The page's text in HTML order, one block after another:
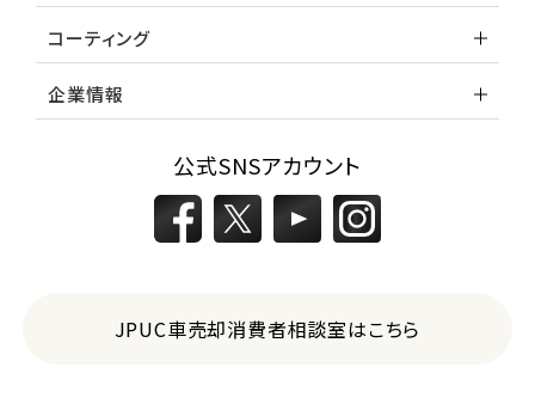
コーティング
企業情報
公式SNSアカウント
JPUC車売却消費者相談室はこちら